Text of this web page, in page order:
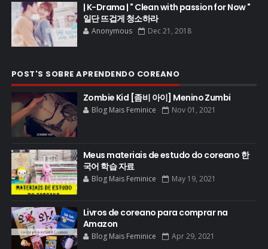
| K-Drama | " Clean with passion for Now "
일단 뜨겁게 청소하라
Anonymous Dec 21, 2018
POST'S SOBRE APRENDENDO COREANO
Zombie Kid [좀비 아이] Menino Zumbi
Blog Mais Feminice Nov 01, 2021
Meus materiais de estudo do coreano 한
국어 학습 자료
Blog Mais Feminice May 19, 2021
Livros de coreano para comprar na
Amazon
Blog Mais Feminice Apr 29, 2021